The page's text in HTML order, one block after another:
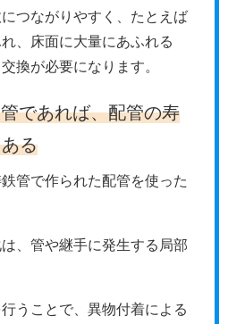
つながりやすく、たとえば
、床面に大量にあふれる
換が必要になります。
であれば、配管の寿
る
管で作られた配管を使った
、管や継手に発生する局部
うことで、異物付着による